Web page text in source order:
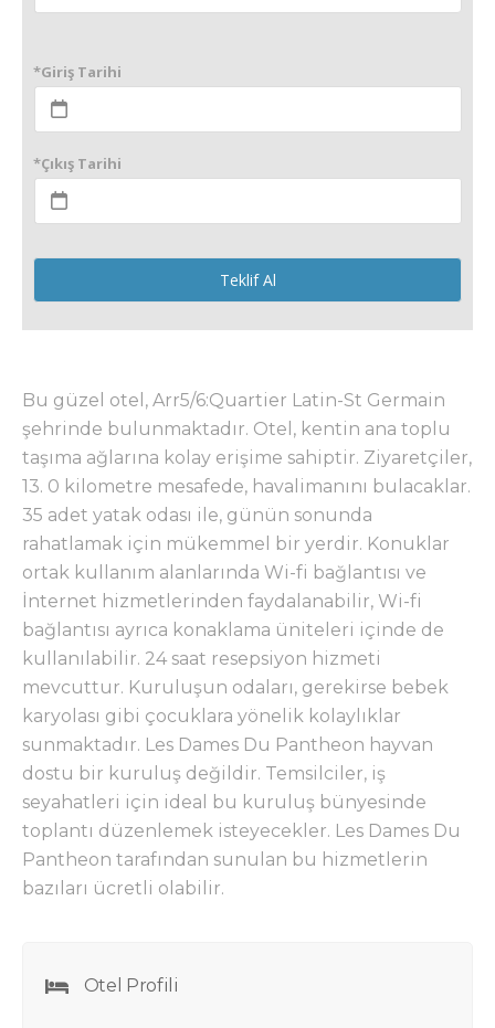
*Giriş Tarihi
*Çıkış Tarihi
Teklif Al
Bu güzel otel, Arr5/6:Quartier Latin-St Germain
şehrinde bulunmaktadır. Otel, kentin ana toplu
taşıma ağlarına kolay erişime sahiptir. Ziyaretçiler,
13. 0 kilometre mesafede, havalimanını bulacaklar.
35 adet yatak odası ile, günün sonunda
rahatlamak için mükemmel bir yerdir. Konuklar
ortak kullanım alanlarında Wi-fi bağlantısı ve
İnternet hizmetlerinden faydalanabilir, Wi-fi
bağlantısı ayrıca konaklama üniteleri içinde de
kullanılabilir. 24 saat resepsiyon hizmeti
mevcuttur. Kuruluşun odaları, gerekirse bebek
karyolası gibi çocuklara yönelik kolaylıklar
sunmaktadır. Les Dames Du Pantheon hayvan
dostu bir kuruluş değildir. Temsilciler, iş
seyahatleri için ideal bu kuruluş bünyesinde
toplantı düzenlemek isteyecekler. Les Dames Du
Pantheon tarafından sunulan bu hizmetlerin
bazıları ücretli olabilir.
Otel Profili